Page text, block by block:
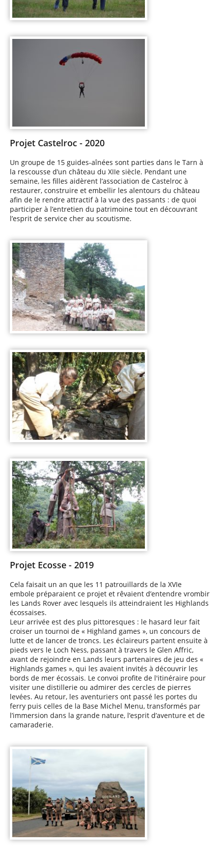
Projet Castelroc - 2020
Un groupe de 15 guides-aînées sont parties dans le Tarn à
la rescousse d’un château du XIIe siècle. Pendant une
semaine, les filles aidèrent l’association de Castelroc à
restaurer, construire et embellir les alentours du château
afin de le rendre attractif à la vue des passants : de quoi
participer à l’entretien du patrimoine tout en découvrant
l’esprit de service cher au scoutisme.
Projet Ecosse - 2019
Cela faisait un an que les 11 patrouillards de la XVIe
embole préparaient ce projet et rêvaient d’entendre vrombir
les Lands Rover avec lesquels ils atteindraient les Highlands
écossaises.
Leur arrivée est des plus pittoresques : le hasard leur fait
croiser un tournoi de « Highland games », un concours de
lutte et de lancer de troncs. Les éclaireurs partent ensuite à
pieds vers le Loch Ness, passant à travers le Glen Affric,
avant de rejoindre en Lands leurs partenaires de jeu des «
Highlands games », qui les avaient invités à découvrir les
bords de mer écossais. Le convoi profite de l'itinéraire pour
visiter une distillerie ou admirer des cercles de pierres
levées. Au retour, les aventuriers ont passé les portes du
ferry puis celles de la Base Michel Menu, transformés par
l’immersion dans la grande nature, l’esprit d’aventure et de
camaraderie.